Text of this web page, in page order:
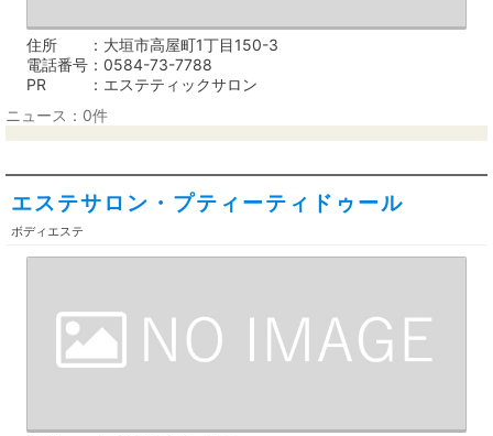
住所
大垣市高屋町1丁目150-3
電話番号
0584-73-7788
PR
エステティックサロン
ニュース：0件
エステサロン・プティーティドゥール
ボディエステ